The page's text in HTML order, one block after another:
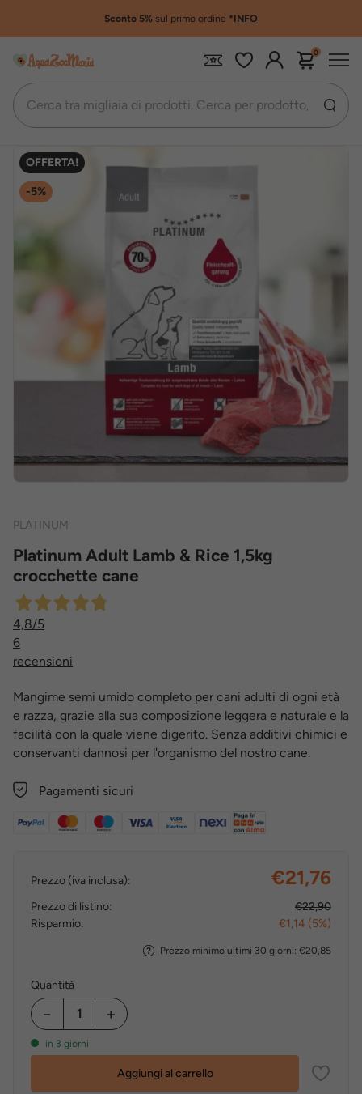
Sconto 5% sul primo ordine *INFO
0
Platinum crocchette per cani
OFFERTA!
-5%
PLATINUM
Platinum Adult Lamb & Rice 1,5kg
crocchette cane
4,8/5
6
recensioni
Mangime semi umido completo per cani adulti di ogni età
e razza, grazie alla sua composizione leggera e naturale e la
facilità con la quale viene digerito. Senza additivi chimici e
conservanti dannosi per l'organismo del nostro cane.
Pagamenti sicuri
Prezzo (iva inclusa): €21,76
Prezzo di listino:
€22,90
Risparmio:
€1,14 (5%)
Prezzo minimo ultimi 30 giorni: €20,85
Quantità
− +
in 3 giorni
Aggiungi al carrello